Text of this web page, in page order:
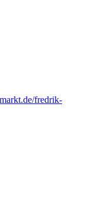
fredrik-